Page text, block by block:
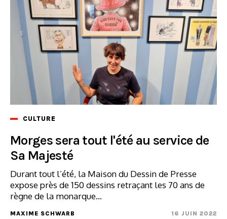
CULTURE
Morges sera tout l'été au service de
Sa Majesté
Durant tout l’été, la Maison du Dessin de Presse
expose près de 150 dessins retraçant les 70 ans de
règne de la monarque...
MAXIME SCHWARB 16 JUIN 2022